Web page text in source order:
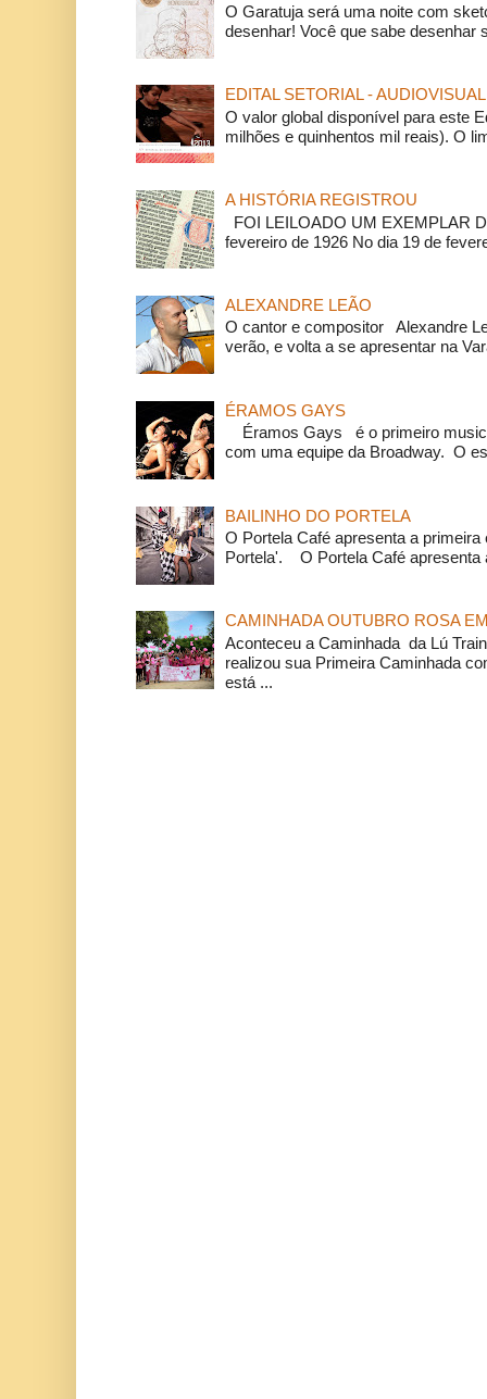
O Garatuja será uma noite com
desenhar! Você que sabe desenhar
EDITAL SETORIAL - AUDIOVISUAL
O valor global disponível para este
milhões e quinhentos mil reais). O
A HISTÓRIA REGISTROU
FOI LEILOADO UM EXEMPLAR
fevereiro de 1926 No dia 19 de
ALEXANDRE LEÃO
O cantor e compositor Alexandre
verão, e volta a se apresentar na
ÉRAMOS GAYS
Éramos Gays é o primeiro
com uma equipe da Broadway. O
BAILINHO DO PORTELA
O Portela Café apresenta a
Portela'. O Portela Café apresenta
CAMINHADA OUTUBRO ROSA
Aconteceu a Caminhada da Lú
realizou sua Primeira Caminhada
está ...